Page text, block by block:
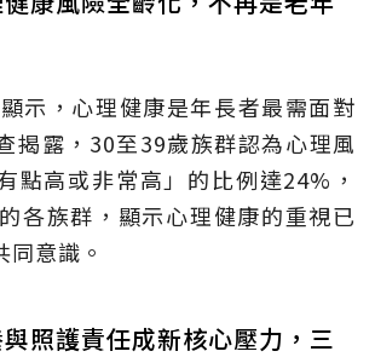
示，心理健康是年長者最需面對
揭露，30至39歲族群認為心理風
點高或非常高」的比例達24%，
各族群，顯示心理健康的重視已
同意識。
照護責任成新核心壓力，三